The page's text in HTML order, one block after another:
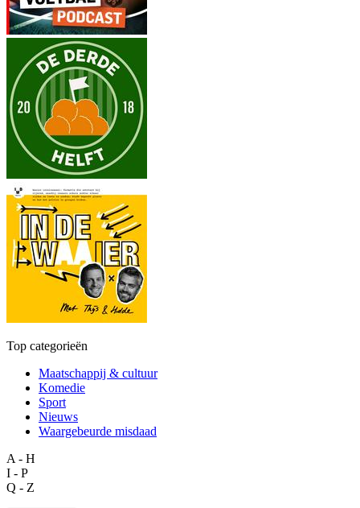
Top categorieën
Maatschappij & cultuur
Komedie
Sport
Nieuws
Waargebeurde misdaad
A - H
I - P
Q - Z